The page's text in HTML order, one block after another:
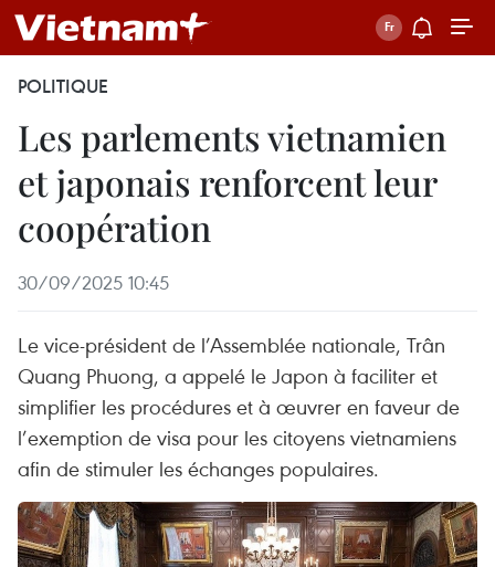
POLITIQUE
Les parlements vietnamien
et japonais renforcent leur
coopération
30/09/2025 10:45
Le vice-président de l’Assemblée nationale, Trân
Quang Phuong, a appelé le Japon à faciliter et
simplifier les procédures et à œuvrer en faveur de
l’exemption de visa pour les citoyens vietnamiens
afin de stimuler les échanges populaires.